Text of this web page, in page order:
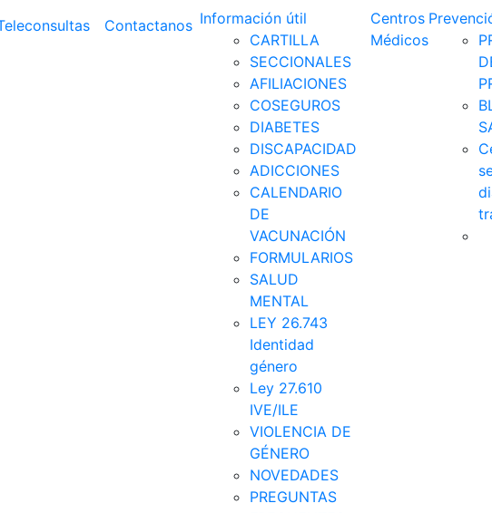
Contactanos Información útil
CARTILLA
SECCIONALES
AFILIACIONES
COSEGUROS
DIABETES
DISCAPACIDAD
ADICCIONES
CALENDARIO
DE
VACUNACIÓN
FORMULARIOS
SALUD
MENTAL
LEY 26.743
Identidad
género
Ley 27.610
IVE/ILE
VIOLENCIA DE
GÉNERO
NOVEDADES
PREGUNTAS
Centros
Médicos